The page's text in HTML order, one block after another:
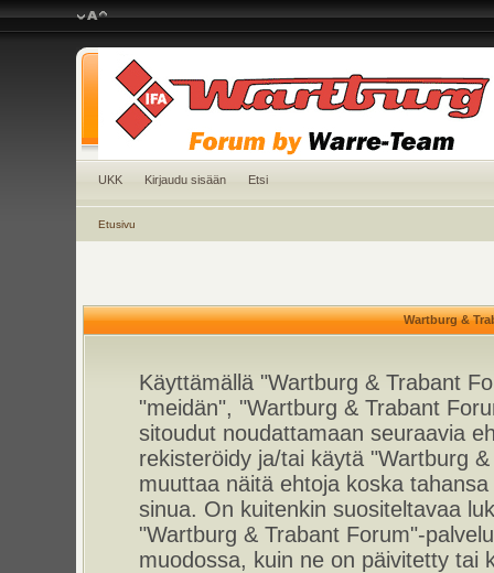
UKK Kirjaudu sisään Etsi
Etusivu
Wartburg &
Käyttämällä "Wartburg & Trabant
"meidän", "Wartburg & Trabant
sitoudut noudattamaan seuraavia
rekisteröidy ja/tai käytä "Wartburg
muuttaa näitä ehtoja koska
sinua. On kuitenkin suositeltavaa
"Wartburg & Trabant Forum"-
muodossa, kuin ne on päivitetty tai